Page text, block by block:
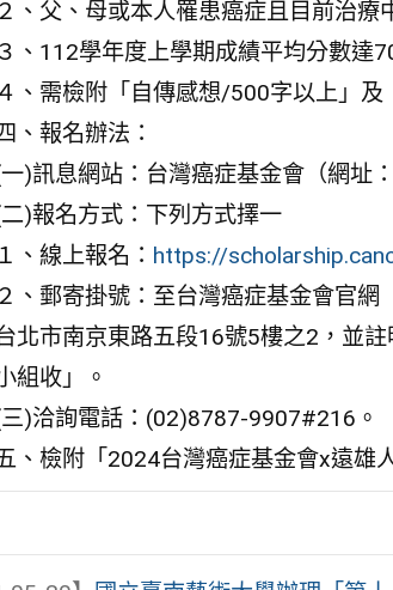
２、父、母或本人罹患癌症且目前治療
３、112學年度上學期成績平均分數達
４、需檢附「自傳感想/500字以上」及
、報名辦法：
)訊息網站：台灣癌症基金會（網址：
)報名方式：下列方式擇一
１、線上報名： https://
２、郵寄掛號：至台灣癌症基金會官
北市南京東路五段16號5樓之2，並
組收」。
)洽詢電話：(02)8787-9907#216。
、檢附「2024台灣癌症基金會x遠雄